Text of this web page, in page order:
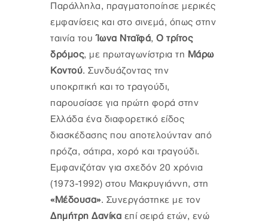
Παράλληλα, πραγματοποίησε μερικές
εμφανίσεις και στο σινεμά, όπως στην
ταινία του Ίωνα Νταϊφά, Ο τρίτος
δρόμος, με πρωταγωνίστρια τη Μάρω
Κοντού. Συνδυάζοντας την
υποκριτική και το τραγούδι,
παρουσίασε για πρώτη φορά στην
Ελλάδα ένα διαφορετικό είδος
διασκέδασης που αποτελούνταν από
πρόζα, σάτιρα, χορό και τραγούδι.
Εμφανιζόταν για σχεδόν 20 χρόνια
(1973-1992) στου Μακρυγιάννη, στη
«Μέδουσα». Συνεργάστηκε με τον
Δημήτρη Δανίκα επί σειρά ετών, ενώ